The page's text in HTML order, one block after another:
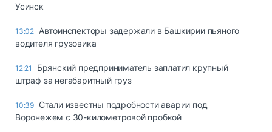
Усинск
13:02 Автоинспекторы задержали в Башкирии пьяного
водителя грузовика
12:21
Брянский предприниматель заплатил крупный
штраф за негабаритный груз
10:39 Стали известны подробности аварии под
Воронежем с 30-километровой пробкой